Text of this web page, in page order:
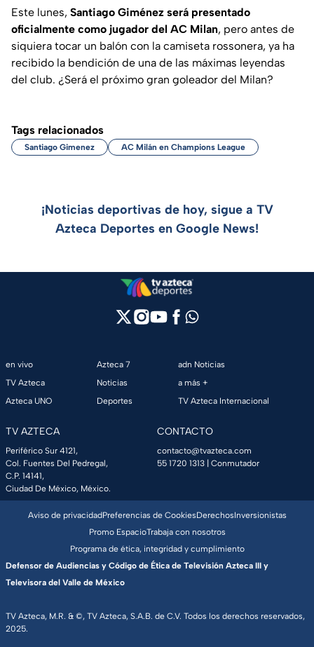
Este lunes, Santiago Giménez será presentado
oficialmente como jugador del AC Milan, pero antes de
siquiera tocar un balón con la camiseta rossonera, ya ha
recibido la bendición de una de las máximas leyendas
del club. ¿Será el próximo gran goleador del Milan?
Tags relacionados
Santiago Gimenez AC Milán en Champions League
¡Noticias deportivas de hoy, sigue a TV
Azteca Deportes en Google News!
en vivo
TV Azteca
Azteca UNO
Azteca 7
Noticias
Deportes
adn Noticias
a más +
TV Azteca Internacional
TV AZTECA
Periférico Sur 4121,
Col. Fuentes Del Pedregal,
C.P. 14141,
Ciudad De México, México.
CONTACTO
contacto@tvazteca.com
55 1720 1313 | Conmutador
TV Azteca, M.R. & ©, TV Azteca, S.A.B. de C.V. Todos los derechos reservados,
2025.
Aviso de privacidadPreferencias de CookiesDerechosInversionistas
Promo EspacioTrabaja con nosotros
Programa de ética, integridad y cumplimiento
Defensor de Audiencias y Código de Ética de Televisión Azteca III y
Televisora del Valle de México